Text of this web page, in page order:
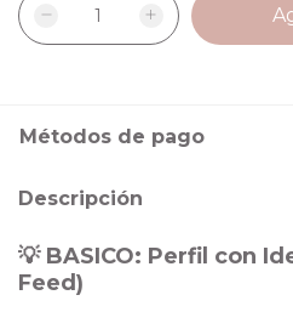
Métodos de pago
Descripción
💡 BASICO: Perfil con
Feed)